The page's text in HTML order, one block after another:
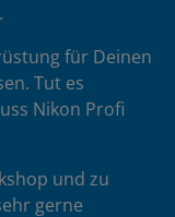
für Deinen
Tut es
Nikon Profi
und zu
gerne